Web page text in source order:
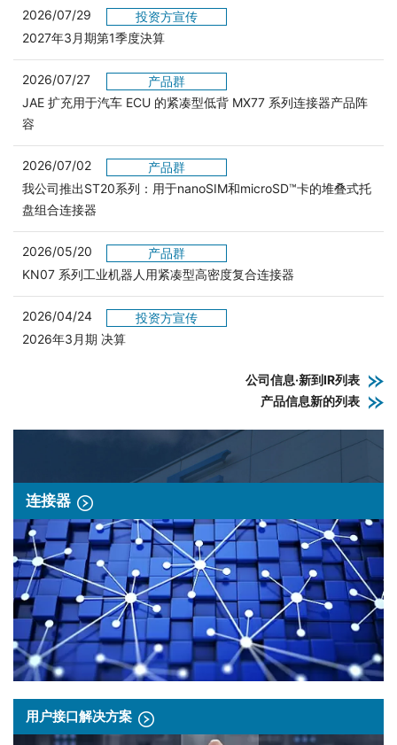
2026/07/29
投资方宣传
2027年3月期第1季度決算
2026/07/27
产品群
JAE 扩充用于汽车 ECU 的紧凑型低背 MX77 系列连接器产品阵
容
2026/07/02
产品群
我公司推出ST20系列：用于nanoSIM和microSD™卡的堆叠式托
盘组合连接器
2026/05/20
产品群
KN07 系列工业机器人用紧凑型高密度复合连接器
2026/04/24
投资方宣传
2026年3月期 决算
公司信息·新到IR列表
产品信息新的列表
连接器
用户接口解决方案